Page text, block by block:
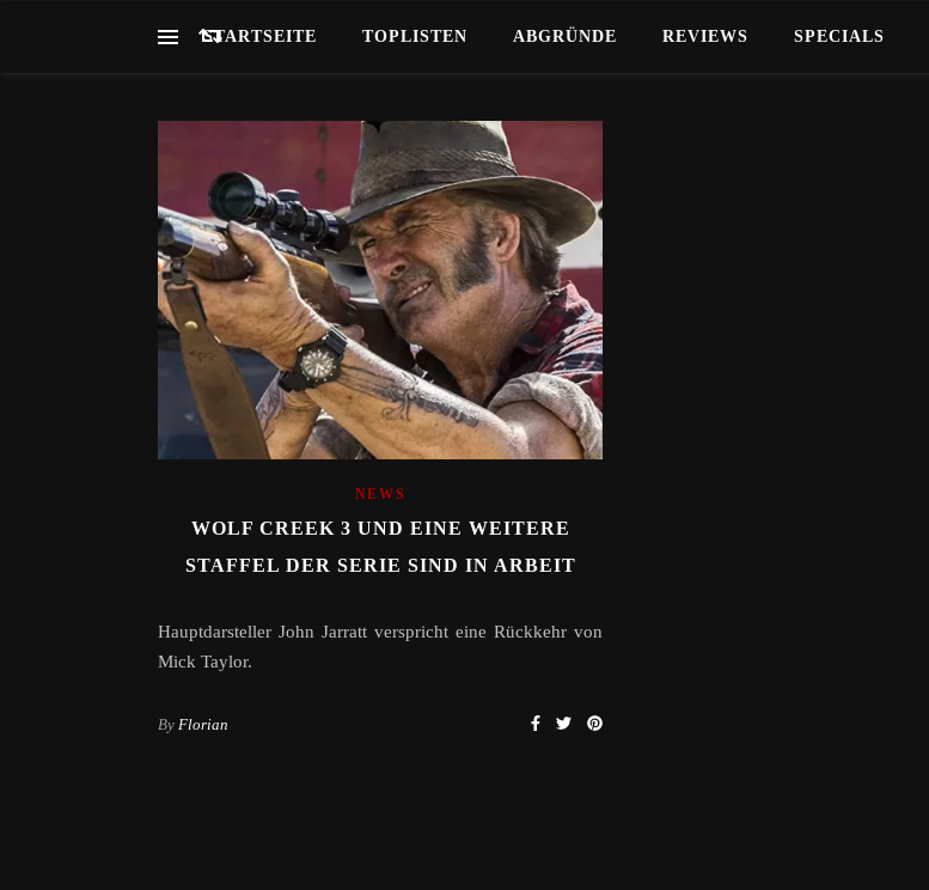
STARTSEITE TOPLISTEN ABGRÜNDE REVIEWS SPECIALS
NEWS
WOLF CREEK 3 UND EINE WEITERE
STAFFEL DER SERIE SIND IN ARBEIT
Hauptdarsteller John Jarratt verspricht eine Rückkehr von
Mick Taylor.
By Florian